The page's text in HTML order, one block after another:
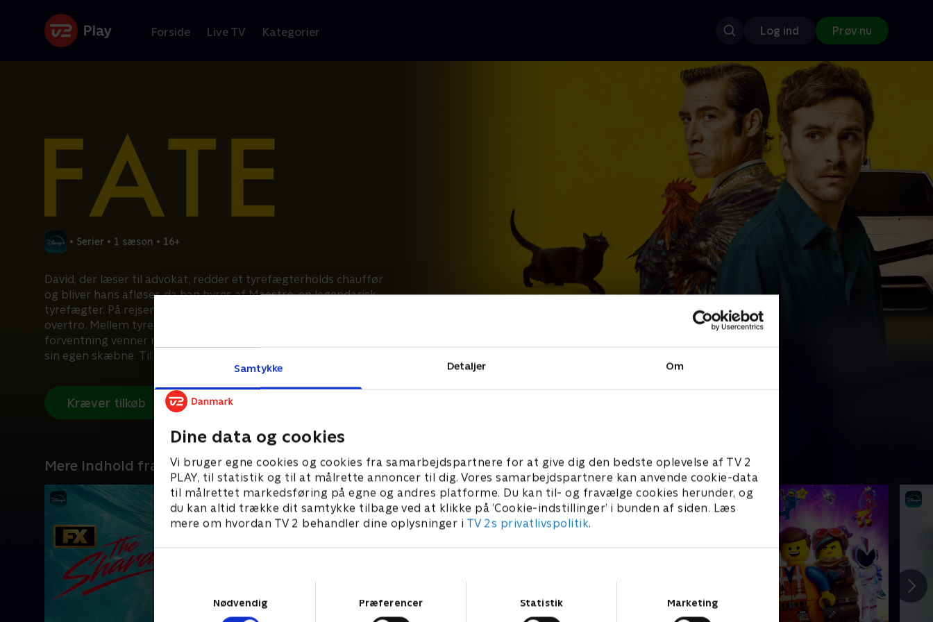
Samtykke Detaljer Om
Dine data og cookies
Vi bruger egne cookies og cookies fra samarbejdspartnere for at give dig den bedste oplevelse af TV 2
PLAY, til statistik og til at målrette annoncer til dig. Vores samarbejdspartnere kan anvende cookie-data
til målrettet markedsføring på egne og andres platforme. Du kan til- og fravælge cookies herunder, og
du kan altid trække dit samtykke tilbage ved at klikke på ’Cookie-indstillinger’ i bunden af siden. Læs
mere om hvordan TV 2 behandler dine oplysninger i TV 2s privatlivspolitik.
Nødvendig
Præferencer Statistik Marketing
Forside Live TV Kategorier Log ind Prøv nu
• Serier • 1 sæson • 16+
David, der læser til advokat, redder et tyrefægterholds chauffør
og bliver hans afløser, da han hyres af Maestro, en legendarisk
tyrefægter. På rejsen med Maestro møder han en verden af
overtro. Mellem tyrefægtning og fester bliver han mod
forventning venner med tyrefægteren, mens han brydes med
sin egen skæbne. Til den sidste tyrefægtning i Madrid står
Maestro over for sin største udfordring, og David konfronterer
sin fremtid.
Kræver tilkøb
Mere indhold fra Disney+